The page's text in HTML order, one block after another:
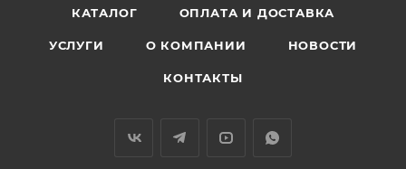
21021-05, 13041-21020-03, 13041-21022-02, 13041-21020-
21021-01, 13041-21030, 13041-21031-01, 13041-21031,
КАТАЛОГ ОПЛАТА И ДОСТАВКА
УСЛУГИ О КОМПАНИИ НОВОСТИ
КОНТАКТЫ